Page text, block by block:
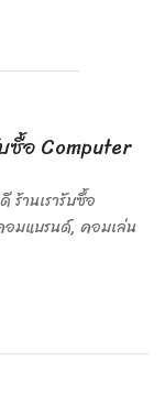
ซื้อ Computer
ร้านเรารับซื้อ
มแบรนด์, คอมเล่น